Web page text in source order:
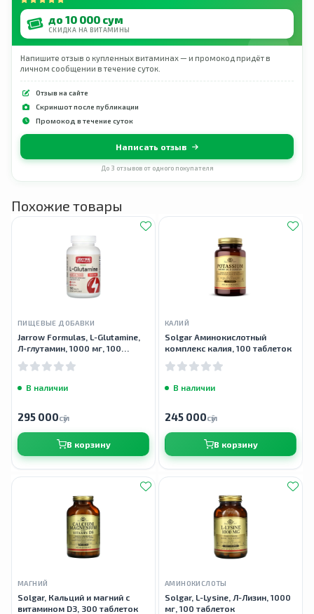
до 10 000 сум
СКИДКА НА ВИТАМИНЫ
Напишите отзыв о купленных витаминах — и промокод придёт в
личном сообщении в течение суток.
Отзыв на сайте
Скриншот после публикации
Промокод в течение суток
Написать отзыв
До 3 отзывов от одного покупателя
Похожие товары
ПИЩЕВЫЕ ДОБАВКИ
Jarrow Formulas, L-Glutamine,
Л-глутамин, 1000 мг, 100
В наличии
295 000сӯм
В корзину
КАЛИЙ
Solgar Аминокислотный
комплекс калия, 100 таблеток
В наличии
245 000сӯм
В корзину
МАГНИЙ
Solgar, Кальций и магний с
витамином D3, 300 таблеток
АМИНОКИСЛОТЫ
Solgar, L-Lysine, Л-Лизин, 1000
мг, 100 таблеток